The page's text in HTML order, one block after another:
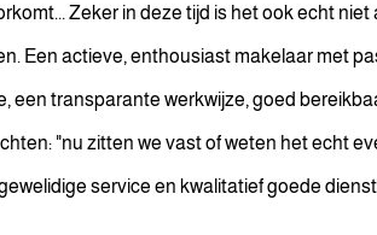
Zeker in deze tijd is het ook echt niet
Een actieve, enthousiast makelaar met
transparante werkwijze, goed
"nu zitten we vast of weten het echt
service en kwalitatief goede